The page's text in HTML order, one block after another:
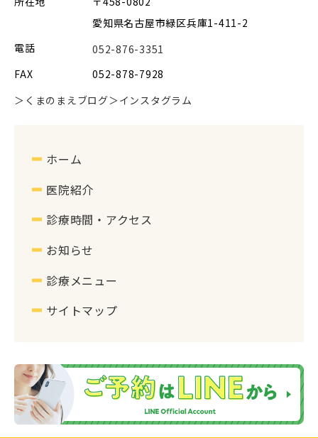
愛知県名古屋市緑区兵庫1-411-2
電話
052-876-3351
FAX
052-878-7928
＞くまのまえブログ＞インスタグラム
ホーム
医院紹介
診療時間・アクセス
お知らせ
診療メニュー
サイトマップ